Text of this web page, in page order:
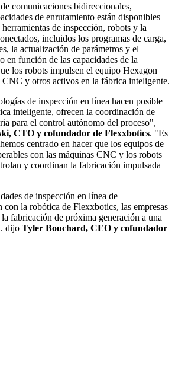
comunicaciones bidireccionales,
de enrutamiento están disponibles
de inspección, robots y la
incluidos los programas de carga,
la actualización de parámetros y el
en función de las capacidades de la
los robots impulsen el equipo Hexagon
y otros activos en la fábrica inteligente.
de inspección en línea hacen posible
inteligente, ofrecen la coordinación de
para el control autónomo del proceso",
CTO y cofundador de Flexxbotics. "Es
centrado en hacer que los equipos de
con las máquinas CNC y los robots
y coordinan la fabricación impulsada
de inspección en línea de
la robótica de Flexxbotics, las empresas
fabricación de próxima generación a una
dijo Tyler Bouchard, CEO y cofundador